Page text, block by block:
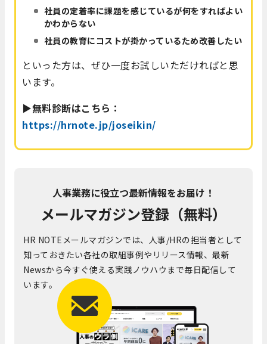
社員の定着率に課題を感じているが何をすればよい
かわからない
社員の教育にコストが掛かっているため改善したい
といった方は、ぜひ一度お試しいただければと思
います。
▶無料診断はこちら：
https://hrnote.jp/joseikin/
人事業務に役立つ最新情報をお届け！
メールマガジン登録（無料）
HR NOTEメールマガジンでは、人事/HRの担当者として
知っておきたい各社の取組事例やリリース情報、最新
Newsから今すぐ使える実践ノウハウまで毎日配信して
います。